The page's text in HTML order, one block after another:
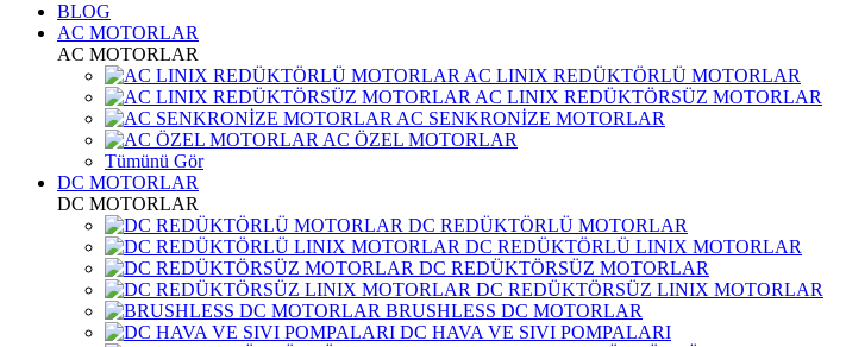
BLOG
AC MOTORLAR
AC MOTORLAR
AC LINIX REDÜKTÖRLÜ MOTORLAR
AC LINIX REDÜKTÖRSÜZ MOTORLAR
AC SENKRONİZE MOTORLAR
AC ÖZEL MOTORLAR
Tümünü Gör
DC MOTORLAR
DC MOTORLAR
DC REDÜKTÖRLÜ MOTORLAR
DC REDÜKTÖRLÜ LINIX MOTORLAR
DC REDÜKTÖRSÜZ MOTORLAR
DC REDÜKTÖRSÜZ LINIX MOTORLAR
BRUSHLESS DC MOTORLAR
DC HAVA VE SIVI POMPALARI